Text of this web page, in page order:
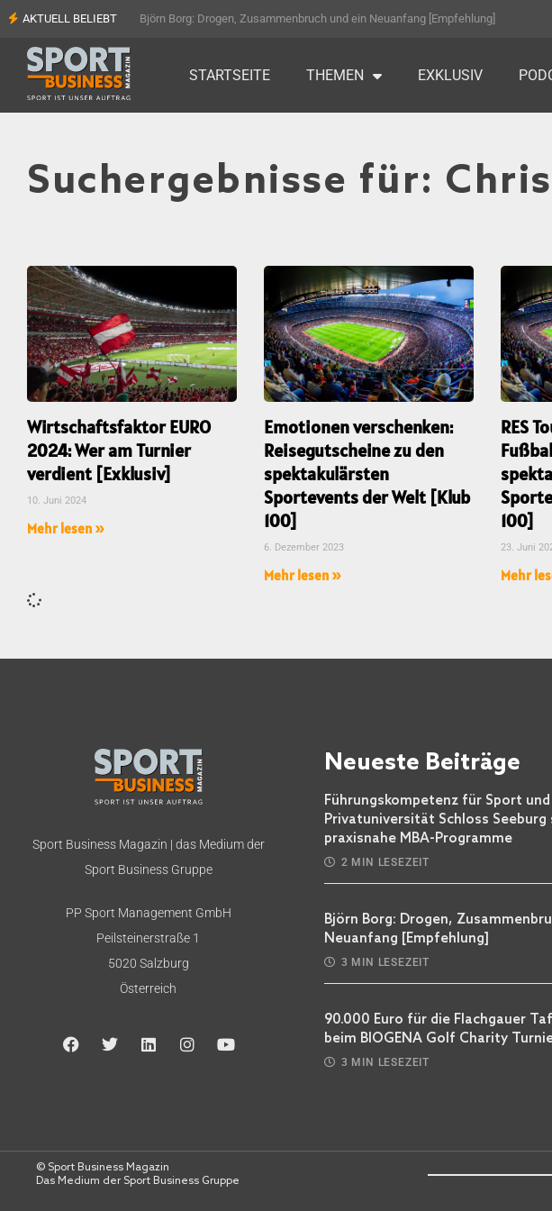
AKTUELL BELIEBT Björn Borg: Drogen, Zusammenbruch und ein Neuanfang [Empfehlung]
STARTSEITE THEMEN EXKLUSIV
Suchergebnisse für:
Wirtschaftsfaktor EURO
2024: Wer am Turnier
verdient [Exklusiv]
10. Juni 2024
Mehr lesen »
Emotionen verschenken:
Reisegutscheine zu den
spektakulärsten
Sportevents der Welt [Klub
100]
6. Dezember 2023
Mehr lesen »
RES
100]
23. Juni
Mehr
Sport Business Magazin | das Medium der
Sport Business Gruppe
PP Sport Management GmbH
Peilsteinerstraße 1
5020 Salzburg
Österreich
Neueste Beiträge
Führungskompetenz für Sport
Privatuniversität Schloss
praxisnahe MBA-Programme
2 MIN LESEZEIT
Björn Borg: Drogen,
Neuanfang [Empfehlung]
3 MIN LESEZEIT
90.000 Euro für die Flachgauer
beim BIOGENA Golf Charity
3 MIN LESEZEIT
© Sport Business Magazin
Das Medium der Sport Business Gruppe